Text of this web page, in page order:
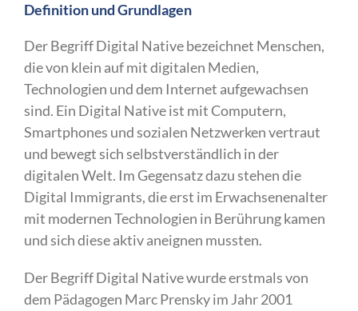
Definition und Grundlagen
Der Begriff Digital Native bezeichnet Menschen,
die von klein auf mit digitalen Medien,
Technologien und dem Internet aufgewachsen
sind. Ein Digital Native ist mit Computern,
Smartphones und sozialen Netzwerken vertraut
und bewegt sich selbstverständlich in der
digitalen Welt. Im Gegensatz dazu stehen die
Digital Immigrants, die erst im Erwachsenenalter
mit modernen Technologien in Berührung kamen
und sich diese aktiv aneignen mussten.
Der Begriff Digital Native wurde erstmals von
dem Pädagogen Marc Prensky im Jahr 2001